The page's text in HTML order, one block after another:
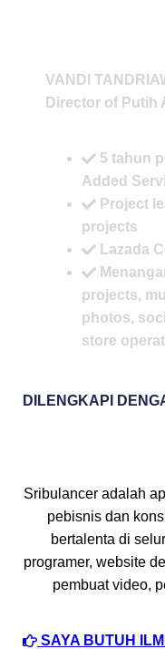
VANDI
Director of Putih
5 tahun
Added
Project
projects
Lazada
projects,
photos,
store
DILENGKAPI
Sribulancer adalah
pebisnis dan
bertalenta di
programer, website
pembuat video,
SAYA BUTUH